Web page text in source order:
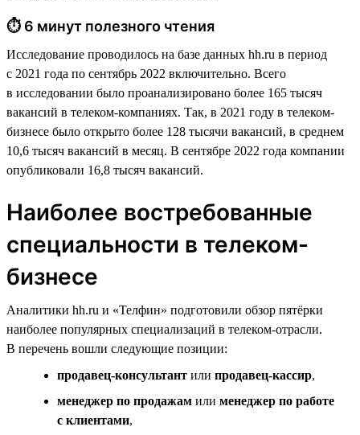
⏱ 6 минут полезного чтения
Исследование проводилось на базе данных hh.ru в период
с 2021 года по сентябрь 2022 включительно. Всего
в исследовании было проанализировано более 165 тысяч
вакансий в телеком-компаниях. Так, в 2021 году в телеком-
бизнесе было открыто более 128 тысячи вакансий, в среднем
10,6 тысяч вакансий в месяц. В сентябре 2022 года компании
опубликовали 16,8 тысяч вакансий.
Наиболее востребованные
специальности в телеком-
бизнесе
Аналитики hh.ru и «Телфин» подготовили обзор пятёрки
наиболее популярных специализаций в телеком-отрасли.
В перечень вошли следующие позиции:
продавец-консультант или продавец-кассир,
менеджер по продажам или менеджер по работе
с клиентами,